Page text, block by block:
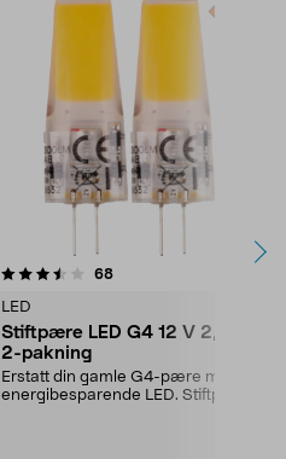
68anmeldelser
LED
Stiftpære LED G4 12 V 2,8 W,
2-pakning
Erstatt din gamle G4-pære med
energibesparende LED. Stiftpære
4.0 av 5 stjerner